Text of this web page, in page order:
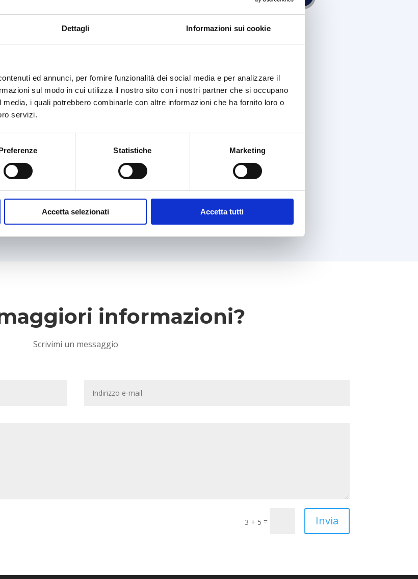
Dettagli Informazioni sui cookie
ed annunci, per fornire funzionalità dei social media e per analizzare il
sul modo in cui utilizza il nostro sito con i nostri partner che si occupano
i quali potrebbero combinarle con altre informazioni che ha fornito loro o
servizi.
Statistiche Marketing
Accetta selezionati Accetta tutti
Interventi Assistiti con gli Animali
SCOPRI DI PIÙ
informazioni?
Scrivimi un messaggio
3 + 5 = Invia